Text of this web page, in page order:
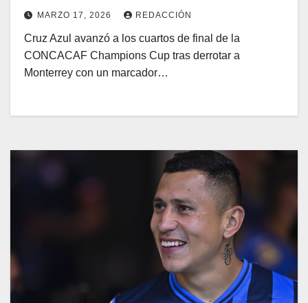
MARZO 17, 2026 REDACCIÓN
Cruz Azul avanzó a los cuartos de final de la
CONCACAF Champions Cup tras derrotar a
Monterrey con un marcador…